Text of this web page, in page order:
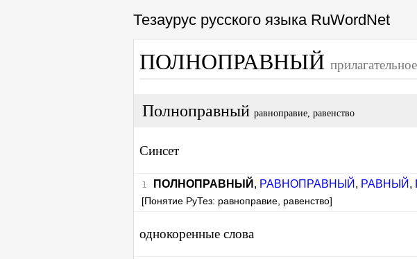
Тезаурус русского языка RuWordNet
ПОЛНОПРАВНЫЙ прилагательное
Полноправный равноправие, равенство
Синсет
ПОЛНОПРАВНЫЙ , РАВНОПРАВНЫЙ , РАВНЫЙ ,
[Понятие РуТез: равноправие, равенство]
однокоренные слова